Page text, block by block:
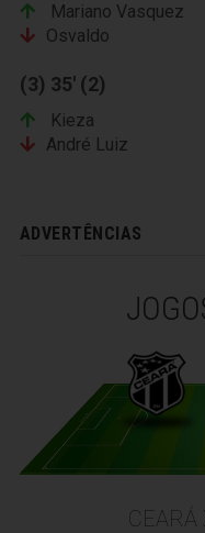
Mariano Vasquez
Osvaldo
(3) 35' (2)
Kieza
André Luiz
ADVERTÊNCIAS
CEARÁ